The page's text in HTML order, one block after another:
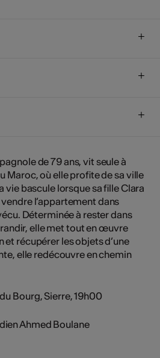
de 79 ans, vit seule à
Maroc, où elle profite de sa ville
vie bascule lorsque sa fille Clara
l’appartement dans
Déterminée à rester dans
elle met tout en œuvre
et récupérer les objets d’une
elle redécouvre en chemin
Bourg, Sierre, 19h00
Ahmed Boulane